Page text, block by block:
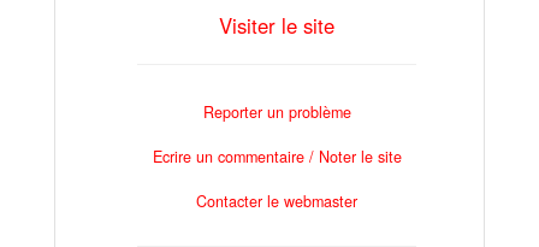
Visiter le site
Reporter un problème
Ecrire un commentaire / Noter le site
Contacter le webmaster